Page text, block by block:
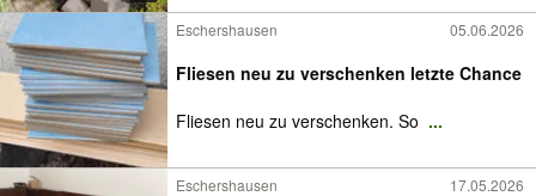
Eschershausen 05.06.2026
Fliesen neu zu verschenken letzte Chance
Fliesen neu zu verschenken. So ...
Eschershausen 17.05.2026